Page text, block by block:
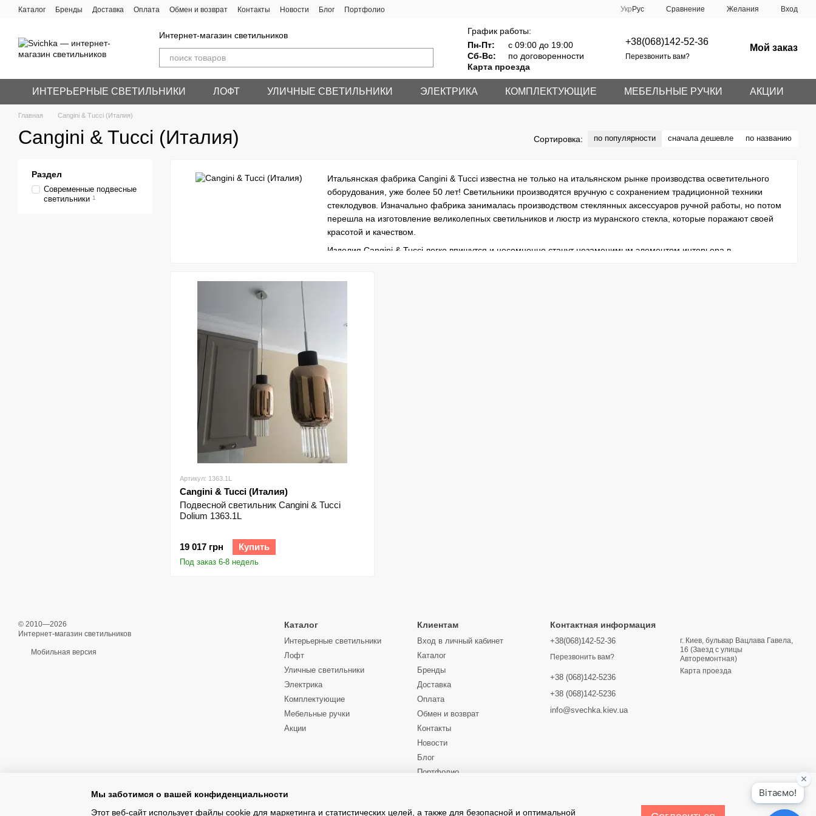
Перейти к основному контенту
Каталог Бренды Доставка Оплата Обмен и возврат Контакты Новости Блог Портфолио Укр Рус Сравнение Желания Вход
Интернет-магазин светильников
График работы:
Пн-Пт:
с 09:00 до 19:00
Сб-Вс:
по договоренности
Карта проезда
+38(068)142-52-36
Перезвонить вам?
Мой заказ
ИНТЕРЬЕРНЫЕ СВЕТИЛЬНИКИ ЛОФТ УЛИЧНЫЕ СВЕТИЛЬНИКИ ЭЛЕКТРИКА КОМПЛЕКТУЮЩИЕ МЕБЕЛЬНЫЕ РУЧКИ АКЦИИ
Главная Cangini & Tucci (Италия)
Cangini & Tucci (Италия) Сортировка: по популярности сначала дешевле по названию
Итальянская фабрика Cangini & Tucci известна не только на итальянском рынке производства осветительного
оборудования, уже более 50 лет! Светильники производятся вручную с сохранением традиционной техники
стеклодувов. Изначально фабрика занималась производством стеклянных аксессуаров ручной работы, но потом
перешла на изготовление великолепных светильников и люстр из муранского стекла, которые поражают своей
красотой и качеством.
Изделия Cangini & Tucci легко впишутся и несомненно станут незаменимым элементом интерьера в
Артикул: 1363.1L
Cangini & Tucci (Италия)
Подвесной светильник Cangini & Tucci
Dolium 1363.1L
19 017 грн Купить
Под заказ 6-8 недель
Раздел
Современные подвесные
светильники 1
© 2010—2026
Интернет-магазин светильников
Мобильная версия
Каталог
Интерьерные светильники
Лофт
Уличные светильники
Электрика
Комплектующие
Мебельные ручки
Акции
Клиентам
Вход в личный кабинет
Каталог
Бренды
Доставка
Оплата
Обмен и возврат
Контакты
Новости
Блог
Портфолио
Контактная информация
+38(068)142-52-36
Перезвонить вам?
+38 (068)142-5236
+38 (068)142-5236
info@svechka.kiev.ua
г. Киев, бульвар Вацлава Гавела,
16 (Заезд с улицы
Авторемонтная)
Карта проезда
Мы заботимся о вашей конфиденциальности
Этот веб-сайт использует файлы cookie для маркетинга и статистических целей, а также для безопасной и оптимальной